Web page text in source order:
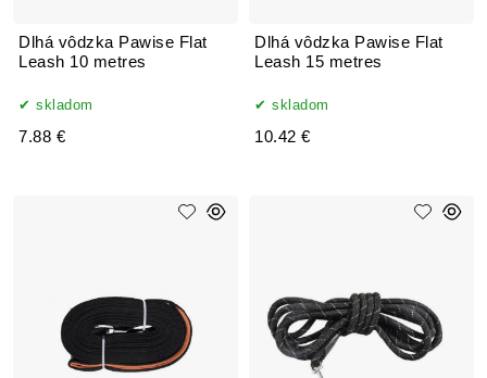
Dlhá vôdzka Pawise Flat
Leash 10 metres
skladom
7.88 €
Dlhá vôdzka Pawise Flat
Leash 15 metres
skladom
10.42 €